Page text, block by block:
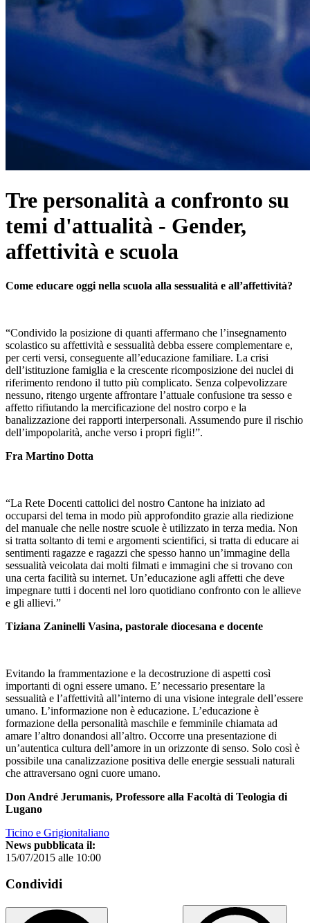
Tre personalità a confronto su
temi d'attualità - Gender,
affettività e scuola
Come educare oggi nella scuola alla sessualità e all’affettività?
“Condivido la posizione di quanti affermano che l’insegnamento
scolastico su affettività e sessualità debba essere complementare e,
per certi versi, conseguente all’educazione familiare. La crisi
dell’istituzione famiglia e la crescente ricomposizione dei nuclei di
riferimento rendono il tutto più complicato. Senza colpevolizzare
nessuno, ritengo urgente affrontare l’attuale confusione tra sesso e
affetto rifiutando la mercificazione del nostro corpo e la
banalizzazione dei rapporti interpersonali. Assumendo pure il rischio
dell’impopolarità, anche verso i propri figli!”.
Fra Martino Dotta
“La Rete Docenti cattolici del nostro Cantone ha iniziato ad
occuparsi del tema in modo più approfondito grazie alla riedizione
del manuale che nelle nostre scuole è utilizzato in terza media. Non
si tratta soltanto di temi e argomenti scientifici, si tratta di educare ai
sentimenti ragazze e ragazzi che spesso hanno un’immagine della
sessualità veicolata dai molti filmati e immagini che si trovano con
una certa facilità su internet. Un’educazione agli affetti che deve
impegnare tutti i docenti nel loro quotidiano confronto con le allieve
e gli allievi.”
Tiziana Zaninelli Vasina, pastorale diocesana e docente
Evitando la frammentazione e la decostruzione di aspetti così
importanti di ogni essere umano. E’ necessario presentare la
sessualità e l’affettività all’interno di una visione integrale dell’essere
umano. L’informazione non è educazione. L’educazione è
formazione della personalità maschile e femminile chiamata ad
amare l’altro donandosi all’altro. Occorre una presentazione di
un’autentica cultura dell’amore in un orizzonte di senso. Solo così è
possibile una canalizzazione positiva delle energie sessuali naturali
che attraversano ogni cuore umano.
Don André Jerumanis, Professore alla Facoltà di Teologia di
Lugano
Ticino e Grigionitaliano
News pubblicata il:
15/07/2015 alle 10:00
Condividi